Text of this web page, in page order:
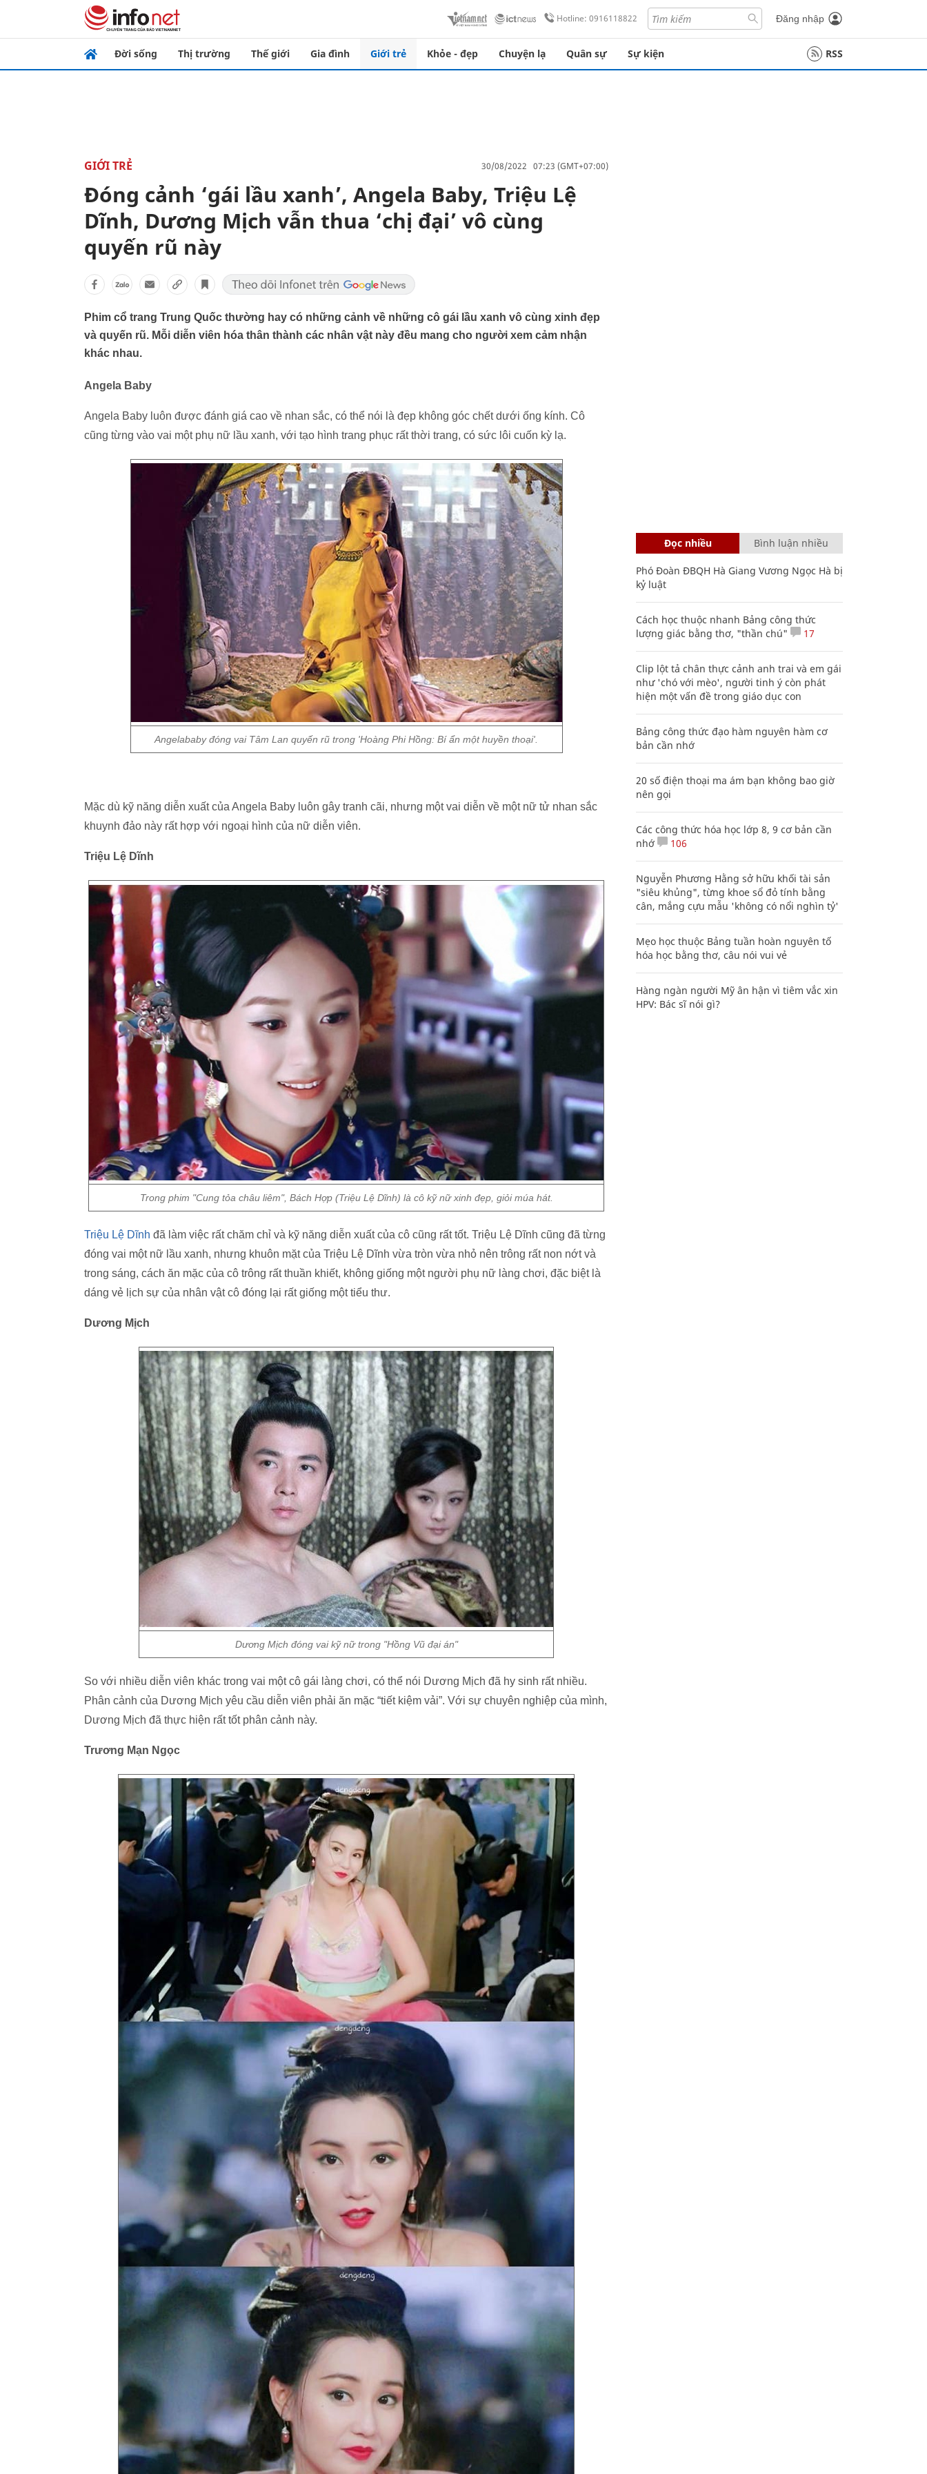
Hotline: 0916118822 Đăng nhập
Đời sống Thị trường Thế giới Gia đình Giới trẻ Khỏe - đẹp Chuyện lạ Quân sự Sự kiện RSS
GIỚI TRẺ 30/08/2022 07:23 (GMT+07:00)
Đóng cảnh ‘gái lầu xanh’, Angela Baby, Triệu Lệ
Dĩnh, Dương Mịch vẫn thua ‘chị đại’ vô cùng
quyến rũ này
Phim cổ trang Trung Quốc thường hay có những cảnh về những cô gái lầu xanh vô cùng xinh đẹp
và quyến rũ. Mỗi diễn viên hóa thân thành các nhân vật này đều mang cho người xem cảm nhận
khác nhau.
Angela Baby
Angela Baby luôn được đánh giá cao về nhan sắc, có thể nói là đẹp không góc chết dưới ống kính. Cô
cũng từng vào vai một phụ nữ lầu xanh, với tạo hình trang phục rất thời trang, có sức lôi cuốn kỳ lạ.
Angelababy đóng vai Tâm Lan quyến rũ trong 'Hoàng Phi Hồng: Bí ẩn một huyền thoại'.
Mặc dù kỹ năng diễn xuất của Angela Baby luôn gây tranh cãi, nhưng một vai diễn về một nữ tử nhan sắc
khuynh đảo này rất hợp với ngoại hình của nữ diễn viên.
Triệu Lệ Dĩnh
Trong phim "Cung tỏa châu liêm", Bách Hợp (Triệu Lệ Dĩnh) là cô kỹ nữ xinh đẹp, giỏi múa hát.
Triệu Lệ Dĩnh đã làm việc rất chăm chỉ và kỹ năng diễn xuất của cô cũng rất tốt. Triệu Lệ Dĩnh cũng đã từng
đóng vai một nữ lầu xanh, nhưng khuôn mặt của Triệu Lệ Dĩnh vừa tròn vừa nhỏ nên trông rất non nớt và
trong sáng, cách ăn mặc của cô trông rất thuần khiết, không giống một người phụ nữ làng chơi, đặc biệt là
dáng vẻ lịch sự của nhân vật cô đóng lại rất giống một tiểu thư.
Dương Mịch
Dương Mịch đóng vai kỹ nữ trong "Hồng Vũ đại án"
So với nhiều diễn viên khác trong vai một cô gái làng chơi, có thể nói Dương Mịch đã hy sinh rất nhiều.
Phân cảnh của Dương Mịch yêu cầu diễn viên phải ăn mặc “tiết kiệm vải”. Với sự chuyên nghiệp của mình,
Dương Mịch đã thực hiện rất tốt phân cảnh này.
Trương Mạn Ngọc
Đọc nhiều Bình luận nhiều
Phó Đoàn ĐBQH Hà Giang Vương Ngọc Hà bị
kỷ luật
Cách học thuộc nhanh Bảng công thức
lượng giác bằng thơ, "thần chú"
17
Clip lột tả chân thực cảnh anh trai và em gái
như 'chó với mèo', người tinh ý còn phát
hiện một vấn đề trong giáo dục con
Bảng công thức đạo hàm nguyên hàm cơ
bản cần nhớ
20 số điện thoại ma ám bạn không bao giờ
nên gọi
Các công thức hóa học lớp 8, 9 cơ bản cần
nhớ
106
Nguyễn Phương Hằng sở hữu khối tài sản
"siêu khủng", từng khoe sổ đỏ tính bằng
cân, mắng cựu mẫu 'không có nổi nghìn tỷ'
Mẹo học thuộc Bảng tuần hoàn nguyên tố
hóa học bằng thơ, câu nói vui vẻ
Hàng ngàn người Mỹ ân hận vì tiêm vắc xin
HPV: Bác sĩ nói gì?